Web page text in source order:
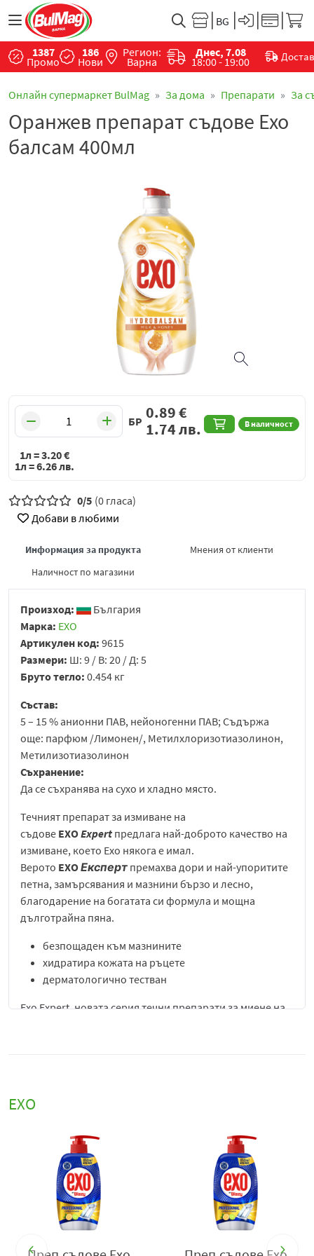
1387
Промо
186
Нови
Регион:
Варна
Днес, 7.08
18:00 - 19:00
Онлайн супермаркет BulMag За дома Препарати За
Оранжев препарат съдове Ехо
балсам 400мл
БР В наличност
0.89€
1.74лв.
1л =3.20€
1л =6.26лв.
0/5 (0 гласа)
Добави в любими
Информация за продукта
Мнения от клиенти
Наличност по магазини
Произход:
България
Марка: ЕХО
Артикулен код: 9615
Размери: Ш: 9 / В: 20 / Д: 5
Бруто тегло: 0.454 кг
Състав:
5 – 15 % анионни ПАВ, нейоногенни ПАВ; Съдържа
още: парфюм /Лимонен/, Метилхлоризотиазолинон,
Метилизотиазолинон
Съхранение:
Да се съхранява на сухо и хладно място.
Течният препарат за измиване на
съдове EХОExpert предлага най-доброто качество на
измиване, което Exo някога е имал.
Верото ЕХОЕксперт премахва дори и най-упоритите
петна, замърсявания и мазнини бързо и лесно,
благодарение на богатата си формула и мощна
дълготрайна пяна.
безпощаден към мазнините
хидратира кожата на ръцете
дерматологично тестван
Exo Expert, новата серия течни препарати за миене на
много пяна осигурява отлично качество на измиване
на всички съдове, като същевременно е по- щадящ
към кожата на ръцете. Продуктът е дерматологично
тестван и се грижи за кожата, запазвайки натуралната
й хидратация. Нежните му аромати и добавеният
балсам правят миенето много по- приятно.
EXO има уникален микс от съставки, които осигуряват
ЕХО